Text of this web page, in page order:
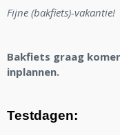
Fijne (bakfiets)-vakantie!
Bakfiets graag
inplannen.
Testdagen: